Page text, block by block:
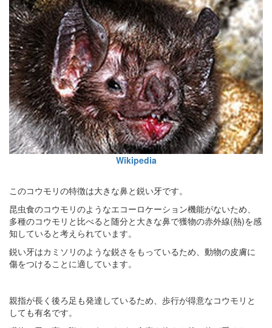
Wikipedia
このコウモリの特徴は大きな鼻と鋭い牙です。
昆虫食のコウモリのようなエコーロケーション機能がないため、
多種のコウモリと比べると随分と大きな鼻で獲物の赤外線(熱)を感
知していると考えられています。
鋭い牙はカミソリのような鋭さをもっているため、動物の皮膚に
傷をつけることに適しています。
親指が長く後ろ足も発達しているため、歩行が得意なコウモリと
しても有名です。